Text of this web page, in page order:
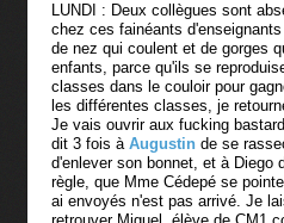
LUNDI : Deux collègues sont
chez ces fainéants
de nez qui coulent et de gorges
enfants, parce qu'ils se
classes dans le couloir pour
les différentes classes, je
Je vais ouvrir aux fucking
dit 3 fois à Augustin de se
d'enlever son bonnet, et à Diego
règle, que Mme Cédepé se
ai envoyés n'est pas arrivé. Je